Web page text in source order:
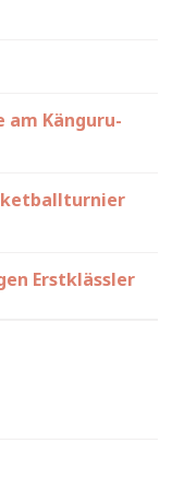
am Känguru-
Erstklässler